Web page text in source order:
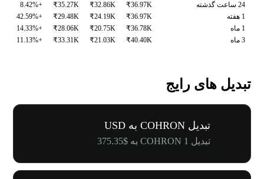
24 ساعت گذشته
₹36.97K
₹32.86K
₹35.27K
+8.42%
1 هفته
₹36.97K
₹24.19K
₹29.48K
+42.59%
1 ماه
₹36.78K
₹20.75K
₹28.06K
+14.33%
3 ماه
₹40.40K
₹21.03K
₹33.31K
+11.13%
تبدیل های رایج
تبدیل COHRON به USD
تبدیل 1 COHRON به $375.35